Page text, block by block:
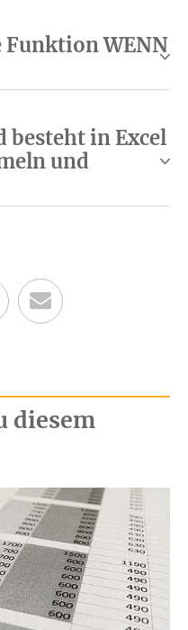
WENN
besteht in Excel
und
auf Twitter
Per E-Mail senden
diesem